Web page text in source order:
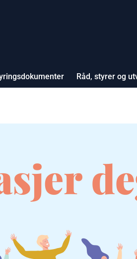
Råd, styrer og